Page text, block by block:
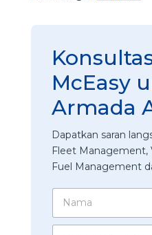
McEasy
Armada
Dapatkan saran
Fleet Management,
Fuel Management
P
r
u
N
m
N